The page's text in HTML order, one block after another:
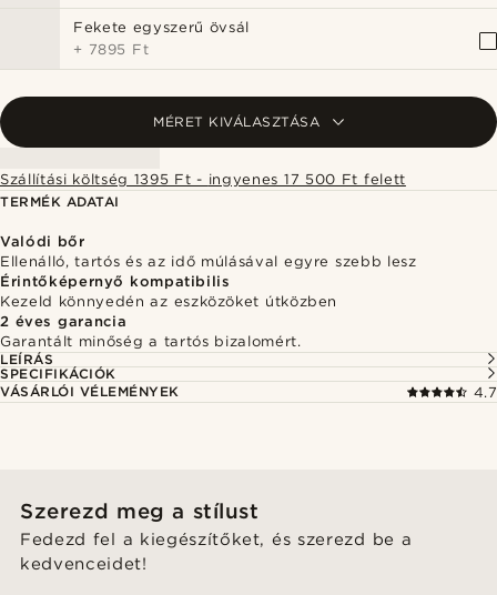
Fekete egyszerű övsál
+ 7895 Ft
MÉRET KIVÁLASZTÁSA
Szállítási költség 1395 Ft - ingyenes 17 500 Ft felett
TERMÉK ADATAI
Valódi bőr
Ellenálló, tartós és az idő múlásával egyre szebb lesz
Érintőképernyő kompatibilis
Kezeld könnyedén az eszközöket útközben
2 éves garancia
Garantált minőség a tartós bizalomért.
LEÍRÁS
SPECIFIKÁCIÓK
VÁSÁRLÓI VÉLEMÉNYEK
4.7
Szerezd meg a stílust
Fedezd fel a kiegészítőket, és szerezd be a
kedvenceidet!